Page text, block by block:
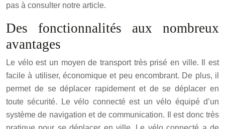
pas à consulter notre article.
Des fonctionnalités aux nombreux
avantages
Le vélo est un moyen de transport très prisé en ville. Il est
facile à utiliser, économique et peu encombrant. De plus, il
permet de se déplacer rapidement et de se déplacer en
toute sécurité. Le vélo connecté est un vélo équipé d’un
système de navigation et de communication. Il est donc très